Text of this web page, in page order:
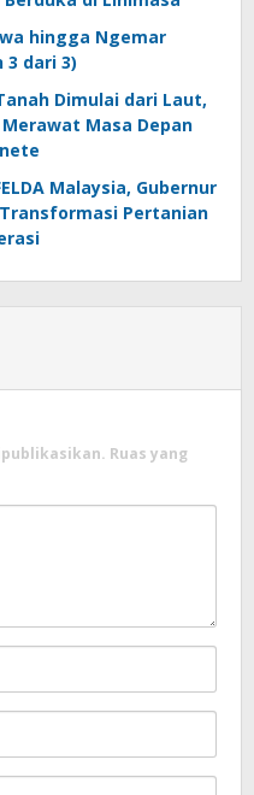
hingga Ngemar
3 dari 3)
Dimulai dari Laut,
Merawat Masa Depan
Malaysia, Gubernur
Pertanian
Ruas yang